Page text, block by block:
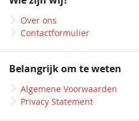
nieuwsbrief
Over ons
Contactformulier
Belangrijk om te weten
Algemene Voorwaarden
Privacy Statement